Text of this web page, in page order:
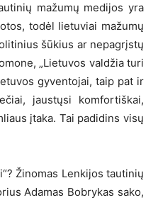
mažumų medijos yra
todėl lietuviai mažumų
šūkius ar nepagrįstų
„Lietuvos valdžia turi
gyventojai, taip pat ir
jaustųsi komfortiškai,
įtaka. Tai padidins visų
Žinomas Lenkijos tautinių
Adamas Bobrykas sako,